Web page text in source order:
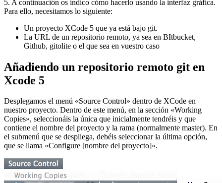
5. A continuación os indico cómo hacerlo usando la interfaz gráfica.
Para ello, necesitamos lo siguiente:
Un proyecto XCode 5 que ya está bajo git.
La URL de un repositorio remoto, ya sea en BItbucket,
Github, gitolite o el que sea en vuestro caso
Añadiendo un repositorio remoto git en
Xcode 5
Desplegamos el menú «Source Control» dentro de XCode en
nuestro proyecto. Dentro de este menú, en la sección «Working
Copies», seleccionáis la única que inicialmente tendréis y que
contiene el nombre del proyecto y la rama (normalmente master). En
el submenú que se despliega, debéis seleccionar la última opción,
que se llama «Configure [nombre del proyecto]».